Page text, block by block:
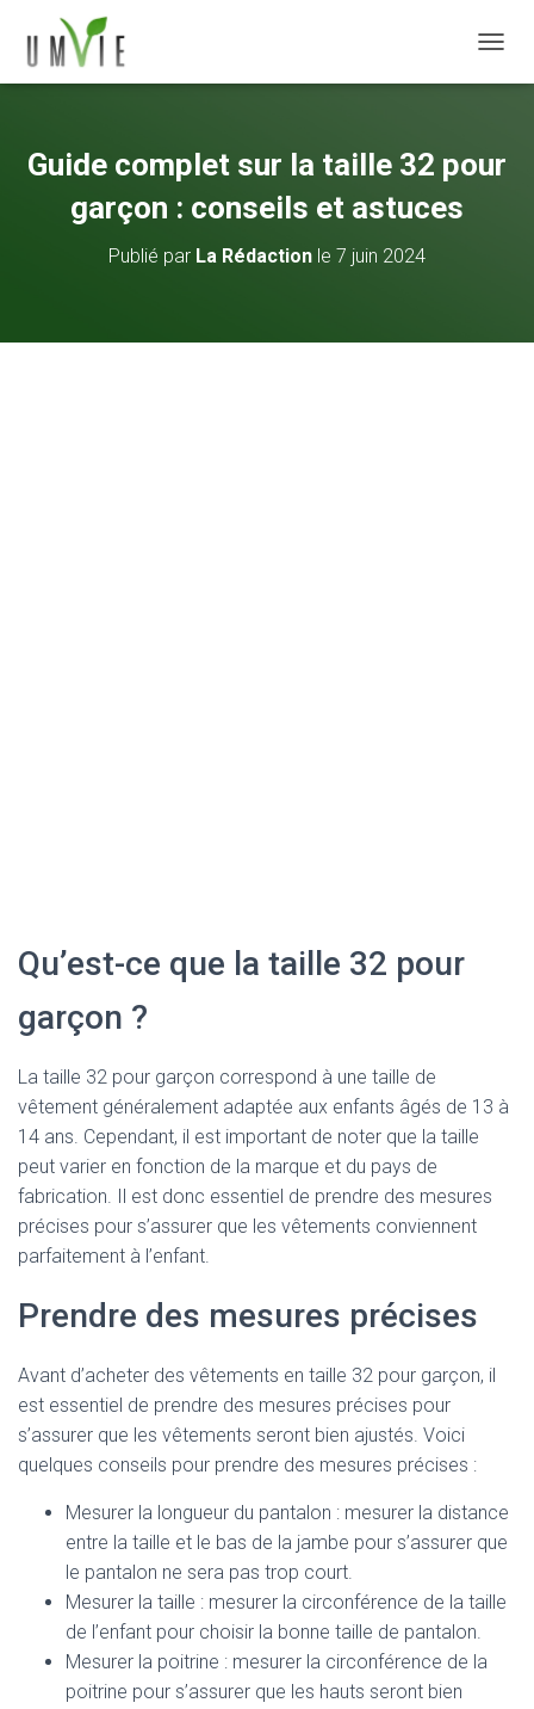
Guide complet sur la taille 32 pour
garçon : conseils et astuces
Publié par La Rédaction le 7 juin 2024
Qu’est-ce que la taille 32 pour
garçon ?
La taille 32 pour garçon correspond à une taille de
vêtement généralement adaptée aux enfants âgés de 13 à
14 ans. Cependant, il est important de noter que la taille
peut varier en fonction de la marque et du pays de
fabrication. Il est donc essentiel de prendre des mesures
précises pour s’assurer que les vêtements conviennent
parfaitement à l’enfant.
Prendre des mesures précises
Avant d’acheter des vêtements en taille 32 pour garçon, il
est essentiel de prendre des mesures précises pour
s’assurer que les vêtements seront bien ajustés. Voici
quelques conseils pour prendre des mesures précises :
Mesurer la longueur du pantalon : mesurer la distance
entre la taille et le bas de la jambe pour s’assurer que
le pantalon ne sera pas trop court.
Mesurer la taille : mesurer la circonférence de la taille
de l’enfant pour choisir la bonne taille de pantalon.
Mesurer la poitrine : mesurer la circonférence de la
poitrine pour s’assurer que les hauts seront bien